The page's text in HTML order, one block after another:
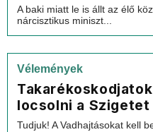
A baki miatt le is állt az élő
nárcisztikus miniszt...
Vélemények
locsolni a Szigetet
Tudjuk! A Vadhajtásokat kell